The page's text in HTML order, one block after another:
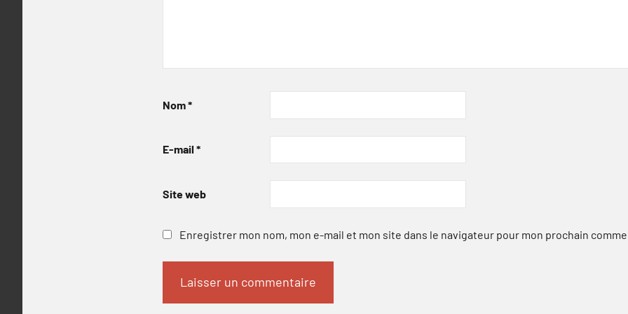
Nom*
E-mail *
Site web
Enregistrer mon nom, mon e-mail et mon site dans le navigateur pour mon prochain